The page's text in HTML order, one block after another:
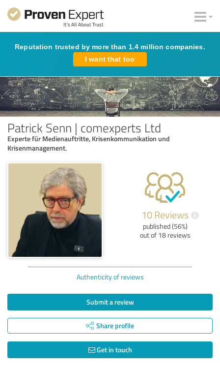
Reputation trusted by more than 1.4 million companies.
I want that too
Patrick Senn | comexperts Ltd
Experte für Medienauftritte, Krisenkommunikation und
Krisenmanagement.
10 Reviews i
published (56%)
out of 18 reviews
Authenticity of reviews
Submit a review
Share profile
Get in touch